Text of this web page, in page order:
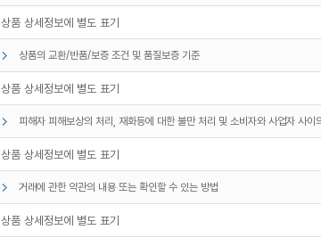
상품 상세정보에 별도 표기
상품의 교환/반품/보증 조건 및 품질보증 기준
상품 상세정보에 별도 표기
피해자 피해보상의 처리, 재화등에 대한 불만 처리 및 소비자와 사업자 사이
상품 상세정보에 별도 표기
거래에 관한 약관의 내용 또는 확인할 수 있는 방법
상품 상세정보에 별도 표기